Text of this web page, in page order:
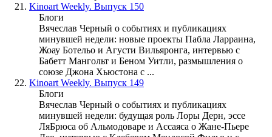
21. Kinoart Weekly. Выпуск 150
Блоги
Вячеслав Черный о событиях и публикациях
минувшей недели: новые проекты Пабла Ларраина,
Жоау Ботельо и Агусти Вильяронга, интервью с
Бабетт Мангольт и Беном Уитли, размышления о
союзе Джона Хьюстона с ...
22. Kinoart Weekly. Выпуск 149
Блоги
Вячеслав Черный о событиях и публикациях
минувшей недели: будущая роль Лоры Дерн, эссе
ЛяБрюса об Альмодоваре и Ассаяса о Жане-Пьере